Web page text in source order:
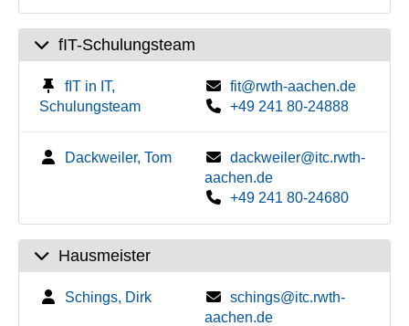
fIT-Schulungsteam
fIT in IT,
Schulungsteam
fit@rwth-aachen.de
+49 241 80-24888
Dackweiler, Tom
dackweiler@itc.rwth-
aachen.de
+49 241 80-24680
Hausmeister
Schings, Dirk
schings@itc.rwth-
aachen.de